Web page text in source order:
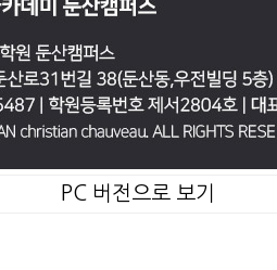
PC 버전으로 보기